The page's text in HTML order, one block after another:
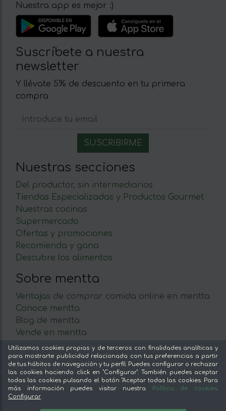
Nuestra app es mejor :)
Suscríbete a nuestra
newsletter
Y llévate 5% de descuento en tu primera
compra
Nuestras secciones
Del productor, sin intermediarios
Tiendas Especializadas y Productos Gourmet
Nuestras cocinas
Supermercado
Ofertas y promociones
Recomienda y gana
Descubre los alimentos
Sobre mentta
Ventajas de comprar comida online en mentta
Conoce mentta
Blog de mentta
Vende en mentta
Fidelización
Preguntas frecuentes
Legal
Aviso legal
Términos y condiciones
Utilizamos cookies propias y de terceros con finalidades analíticas y
para mostrarte publicidad relacionada con tus preferencias a partir
de tus hábitos de navegación y tu perfil. Puedes configurar o rechazar
las cookies haciendo click en "Configurar". También puedes aceptar
todas las cookies pulsando el botón "Aceptar todas las cookies. Para
más información puedes visitar nuestra
Política de cookies.
Configurar